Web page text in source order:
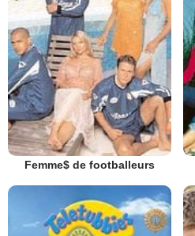
Femme$ de footballeurs